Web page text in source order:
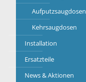
Aufputzsaugdosen
Kehrsaugdosen
Installation
Ersatzteile
News & Aktionen